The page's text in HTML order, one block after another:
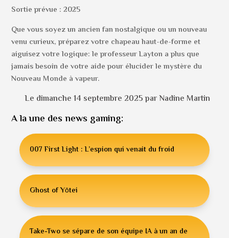
Sortie prévue : 2025
Que vous soyez un ancien fan nostalgique ou un nouveau
venu curieux, préparez votre chapeau haut-de-forme et
aiguisez votre logique: le professeur Layton a plus que
jamais besoin de votre aide pour élucider le mystère du
Nouveau Monde à vapeur.
Le dimanche 14 septembre 2025 par Nadine Martin
A la une des news gaming:
007 First Light : L’espion qui venait du froid
Ghost of Yōtei
Take-Two se sépare de son équipe IA à un an de